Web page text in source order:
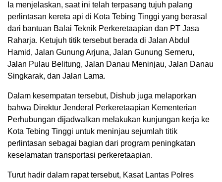
Ia menjelaskan, saat ini telah terpasang tujuh palang
perlintasan kereta api di Kota Tebing Tinggi yang berasal
dari bantuan Balai Teknik Perkeretaapian dan PT Jasa
Raharja. Ketujuh titik tersebut berada di Jalan Abdul
Hamid, Jalan Gunung Arjuna, Jalan Gunung Semeru,
Jalan Pulau Belitung, Jalan Danau Meninjau, Jalan Danau
Singkarak, dan Jalan Lama.
Dalam kesempatan tersebut, Dishub juga melaporkan
bahwa Direktur Jenderal Perkeretaapian Kementerian
Perhubungan dijadwalkan melakukan kunjungan kerja ke
Kota Tebing Tinggi untuk meninjau sejumlah titik
perlintasan sebagai bagian dari program peningkatan
keselamatan transportasi perkeretaapian.
Turut hadir dalam rapat tersebut, Kasat Lantas Polres